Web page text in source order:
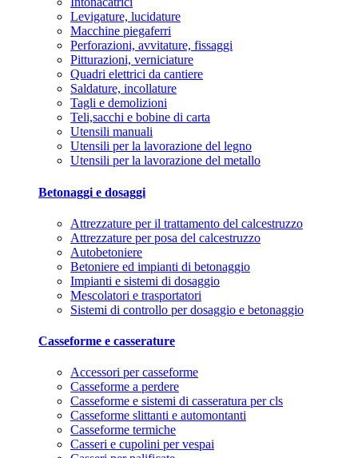
Levigature, lucidature
Macchine piegaferri
Perforazioni, avvitature, fissaggi
Pitturazioni, verniciature
Quadri elettrici da cantiere
Saldature, incollature
Tagli e demolizioni
Teli,sacchi e bobine di carta
Utensili manuali
Utensili per la lavorazione del legno
Utensili per la lavorazione del metallo
Betonaggi e dosaggi
Attrezzature per il trattamento del calcestruzzo
Attrezzature per posa del calcestruzzo
Autobetoniere
Betoniere ed impianti di betonaggio
Impianti e sistemi di dosaggio
Mescolatori e trasportatori
Sistemi di controllo per dosaggio e betonaggio
Casseforme e casserature
Accessori per casseforme
Casseforme a perdere
Casseforme e sistemi di casseratura per cls
Casseforme slittanti e automontanti
Casseforme termiche
Casseri e cupolini per vespai